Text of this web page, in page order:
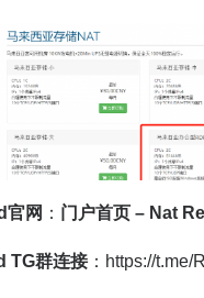
官网 ： 门户首页 – Nat
TG群连接：https://t.me/